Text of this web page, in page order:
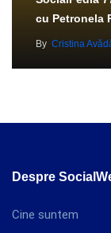
cu Petronela
By Cristina
Despre
Cine suntem